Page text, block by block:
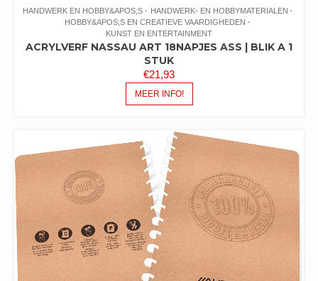
HANDWERK EN HOBBY&APOS;S
HANDWERK- EN HOBBYMATERIALEN
HOBBY&APOS;S EN CREATIEVE VAARDIGHEDEN
KUNST EN ENTERTAINMENT
ACRYLVERF NASSAU ART 18NAPJES ASS | BLIK A 1
STUK
€21,93
MEER INFO!